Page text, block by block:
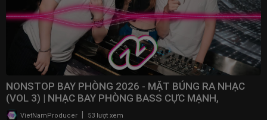
NONSTOP BAY PHÒNG 2026 - MẶT BÚNG RA NHẠC
(VOL 3) | NHẠC BAY PHÒNG BASS CỰC MẠNH,
NONSTOP 2025
VietNamProducer 53 lượt xem